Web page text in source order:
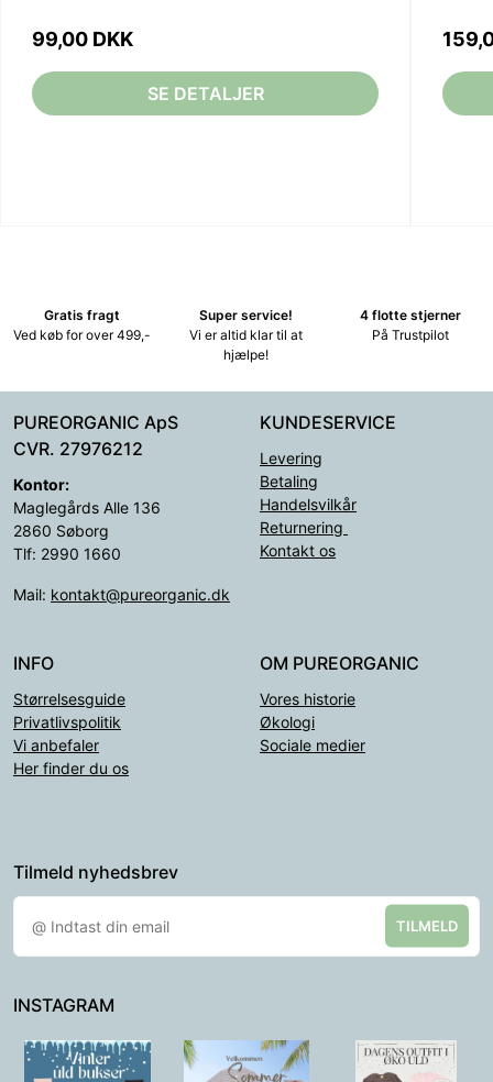
99,00 DKK
SE DETALJER
Gratis fragt
Ved køb for over 499,-
Super service!
Vi er altid klar til at
hjælpe!
4 flotte stjerner
På Trustpilot
PUREORGANIC ApS
CVR. 27976212
Kontor:
Maglegårds Alle 136
2860 Søborg
Tlf: 2990 1660
Mail: kontakt@pureorganic.dk
KUNDESERVICE
Levering
Betaling
Handelsvilkår
Returnering
Kontakt os
INFO
Størrelsesguide
Privatlivspolitik
Vi anbefaler
Her finder du os
OM PUREORGANIC
Vores historie
Økologi
Sociale medier
Tilmeld nyhedsbrev
TILMELD
INSTAGRAM